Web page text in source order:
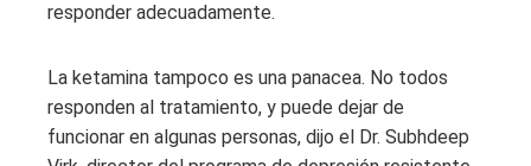
responder adecuadamente.
La ketamina tampoco es una panacea. No todos
responden al tratamiento, y puede dejar de
funcionar en algunas personas, dijo el Dr. Subhdeep